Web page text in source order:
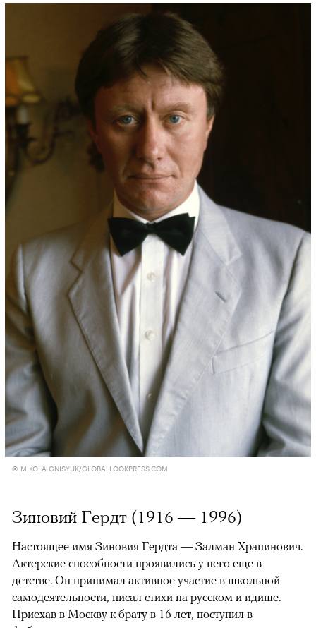
© MIKOLA GNISYUK/GLOBALLOOKPRESS.COM
Зиновий Гердт (1916 — 1996)
Настоящее имя Зиновия Гердта — Залман Храпинович.
Актерские способности проявились у него еще в
детстве. Он принимал активное участие в школьной
самодеятельности, писал стихи на русском и идише.
Приехав в Москву к брату в 16 лет, поступил в